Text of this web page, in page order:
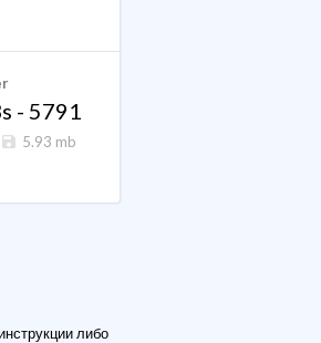
- 5791
5.93 mb
либо